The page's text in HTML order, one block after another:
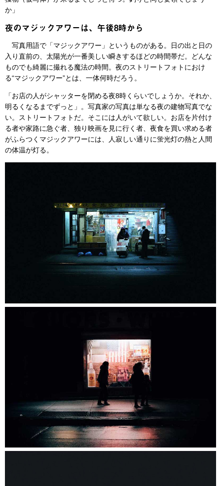
か」
夜のマジックアワーは、午後8時から
写真用語で「マジックアワー」というものがある。日の出と日の
入り直前の、太陽光が一番美しい瞬きするほどの時間帯だ。どんな
ものでも綺麗に撮れる魔法の時間。夜のストリートフォトにおけ
る“マジックアワー”とは、一体何時だろう。
「お店の人がシャッターを閉める夜8時くらいでしょうか。それか、
明るくなるまでずっと」。写真家の写真は単なる夜の建物写真でな
い。ストリートフォトだ。そこには人がいて欲しい。お店を片付け
る者や家路に急ぐ者、独り映画を見に行く者、夜食を買い求める者
がふらつくマジックアワーには、人寂しい通りに蛍光灯の熱と人間
の体温が灯る。